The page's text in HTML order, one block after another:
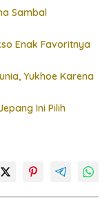
Sambal
Enak Favoritnya
Yukhoe Karena
Ini Pilih